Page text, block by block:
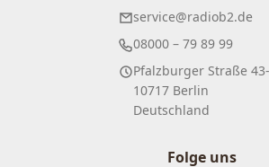
service@radiob2.de
08000 – 79 89 99
Pfalzburger Straße
10717 Berlin
Deutschland
Folge uns